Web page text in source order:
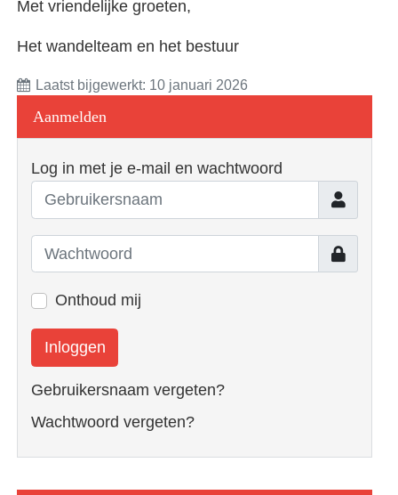
Met vriendelijke groeten,
Het wandelteam en het bestuur
Laatst bijgewerkt: 10 januari 2026
Aanmelden
Log in met je e-mail en wachtwoord
Toon
Onthoud mij
Inloggen
Gebruikersnaam vergeten?
Wachtwoord vergeten?